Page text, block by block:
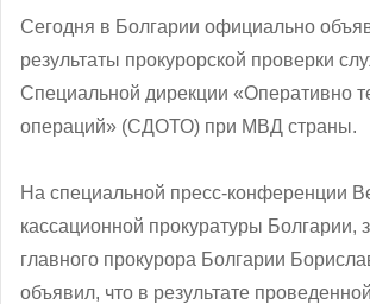
Сегодня в Болгарии официально
результаты прокурорской проверки
Специальной дирекции «Оперативно
операций» (СДОТО) при МВД страны.
На специальной пресс-конференции
кассационной прокуратуры Болгарии,
главного прокурора Болгарии
объявил, что в результате